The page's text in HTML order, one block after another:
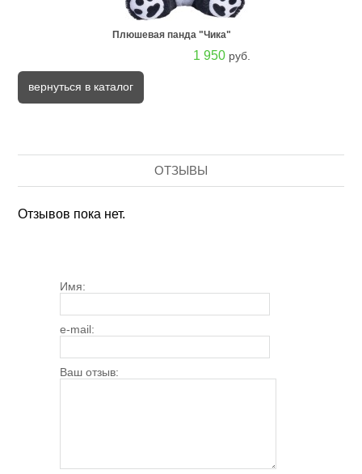
Плюшевая панда "Чика"
1 950руб.
вернуться в каталог
ОТЗЫВЫ
Отзывов пока нет.
Имя:
e-mail:
Ваш отзыв: